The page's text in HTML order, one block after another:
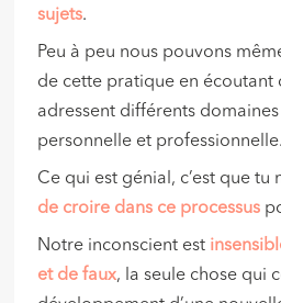
sujets.
Peu à peu nous pouvons
de cette pratique en écoutant
adressent différents
personnelle et professionnelle.
Ce qui est génial, c’est que tu
de croire dans ce processus
Notre inconscient est
et de faux, la seule chose qui